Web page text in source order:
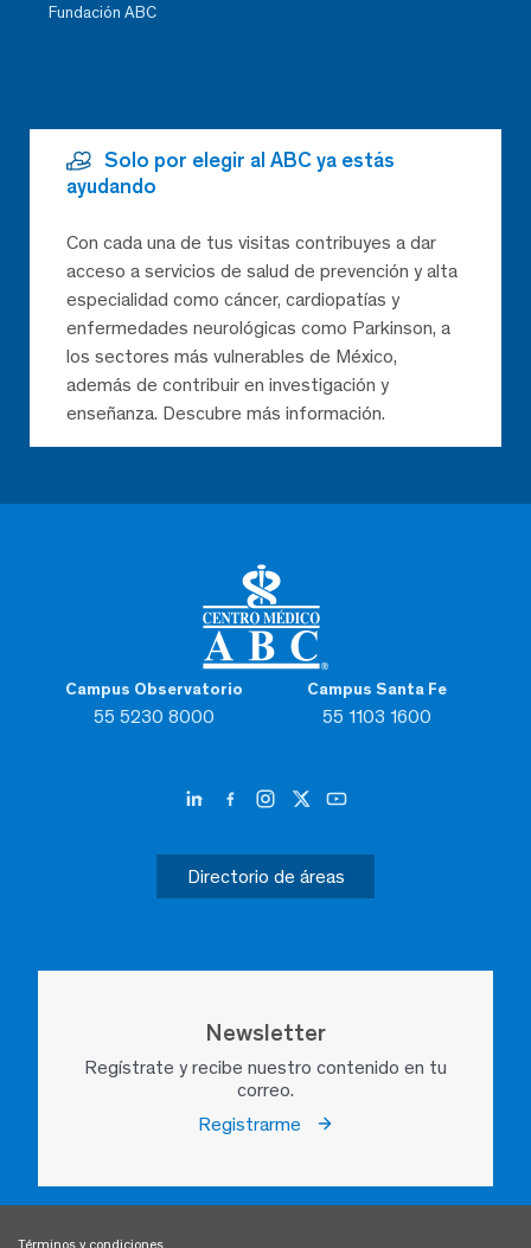
Campus Observatorio
55 5230 8000
Campus Santa Fe
55 1103 1600
Directorio de áreas
Newsletter
Regístrate y recibe nuestro contenido en tu
correo.
Registrarme
Fundación ABC
Solo por elegir al ABC ya estás
ayudando
Con cada una de tus visitas contribuyes a dar
acceso a servicios de salud de prevención y alta
especialidad como cáncer, cardiopatías y
enfermedades neurológicas como Parkinson, a
los sectores más vulnerables de México,
además de contribuir en investigación y
enseñanza. Descubre más información.
Términos y condiciones